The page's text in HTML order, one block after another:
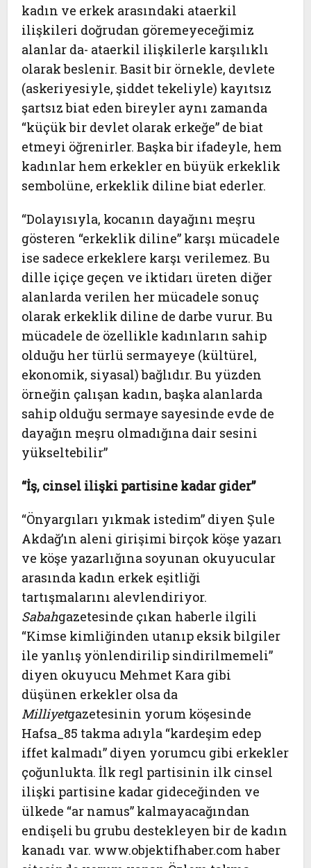
kadın ve erkek arasındaki ataerkil
ilişkileri doğrudan göremeyeceğimiz
alanlar da- ataerkil ilişkilerle karşılıklı
olarak beslenir. Basit bir örnekle, devlete
(askeriyesiyle, şiddet tekeliyle) kayıtsız
şartsız biat eden bireyler aynı zamanda
“küçük bir devlet olarak erkeğe” de biat
etmeyi öğrenirler. Başka bir ifadeyle, hem
kadınlar hem erkekler en büyük erkeklik
sembolüne, erkeklik diline biat ederler.
“Dolayısıyla, kocanın dayağını meşru
gösteren “erkeklik diline” karşı mücadele
ise sadece erkeklere karşı verilemez. Bu
dille içiçe geçen ve iktidarı üreten diğer
alanlarda verilen her mücadele sonuç
olarak erkeklik diline de darbe vurur. Bu
mücadele de özellikle kadınların sahip
olduğu her türlü sermayeye (kültürel,
ekonomik, siyasal) bağlıdır. Bu yüzden
örneğin çalışan kadın, başka alanlarda
sahip olduğu sermaye sayesinde evde de
dayağın meşru olmadığına dair sesini
yükseltebilir”
“İş, cinsel ilişki partisine kadar gider”
“Önyargıları yıkmak istedim” diyen Şule
Akdağ’ın aleni girişimi birçok köşe yazarı
ve köşe yazarlığına soyunan okuyucular
arasında kadın erkek eşitliği
tartışmalarını alevlendiriyor.
Sabahgazetesinde çıkan haberle ilgili
“Kimse kimliğinden utanıp eksik bilgiler
ile yanlış yönlendirilip sindirilmemeli”
diyen okuyucu Mehmet Kara gibi
düşünen erkekler olsa da
Milliyetgazetesinin yorum köşesinde
Hafsa_85 takma adıyla “kardeşim edep
iffet kalmadı” diyen yorumcu gibi erkekler
çoğunlukta. İlk regl partisinin ilk cinsel
ilişki partisine kadar gideceğinden ve
ülkede “ar namus” kalmayacağından
endişeli bu grubu destekleyen bir de kadın
kanadı var. www.objektifhaber.com haber